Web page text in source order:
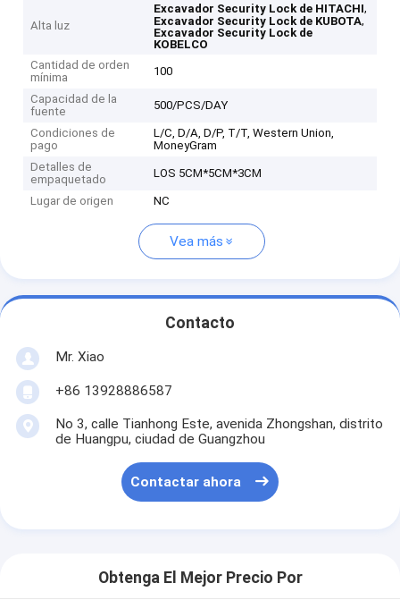
Alta luz
Excavador Security Lock de HITACHI,
Excavador Security Lock de KUBOTA,
Excavador Security Lock de
KOBELCO
Cantidad de orden
mínima
100
Capacidad de la
fuente
500/PCS/DAY
Condiciones de
pago
L/C, D/A, D/P, T/T, Western Union,
MoneyGram
Detalles de
empaquetado
LOS 5CM*5CM*3CM
Lugar de origen NC
Vea más
Contacto
Mr. Xiao
+86 13928886587
No 3, calle Tianhong Este, avenida Zhongshan, distrito
de Huangpu, ciudad de Guangzhou
Contactar ahora
Obtenga El Mejor Precio Por